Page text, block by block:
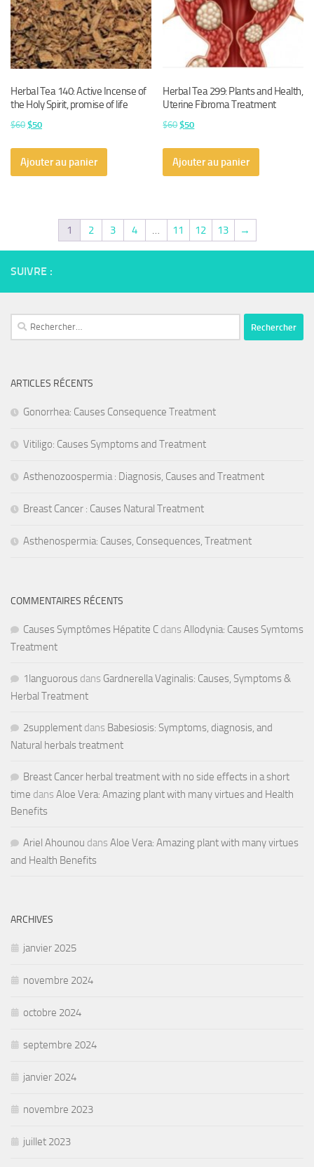
Herbal Tea 140: Active Incense of
the Holy Spirit, promise of life
$60 Le
initial
était :
$50Le
actuel
est :
Ajouter au panier
Herbal Tea 299: Plants and Health,
Uterine Fibroma Treatment
$60Le
initial
était :
$50Le
actuel
est :
Ajouter au panier
1 2 3 4 … 11 12 13 →
SUIVRE :
Rechercher :
ARTICLES RÉCENTS
Gonorrhea: Causes Consequence Treatment
Vitiligo: Causes Symptoms and Treatment
Asthenozoospermia : Diagnosis, Causes and Treatment
Breast Cancer : Causes Natural Treatment
Asthenospermia: Causes, Consequences, Treatment
COMMENTAIRES RÉCENTS
Causes Symptômes Hépatite C dans Allodynia: Causes Symtoms
Treatment
1languorous dans Gardnerella Vaginalis: Causes, Symptoms &
Herbal Treatment
2supplement dans Babesiosis: Symptoms, diagnosis, and
Natural herbals treatment
Breast Cancer herbal treatment with no side effects in a short
time dans Aloe Vera: Amazing plant with many virtues and Health
Benefits
Ariel Ahounou dans Aloe Vera: Amazing plant with many virtues
and Health Benefits
ARCHIVES
janvier 2025
novembre 2024
octobre 2024
septembre 2024
janvier 2024
novembre 2023
juillet 2023